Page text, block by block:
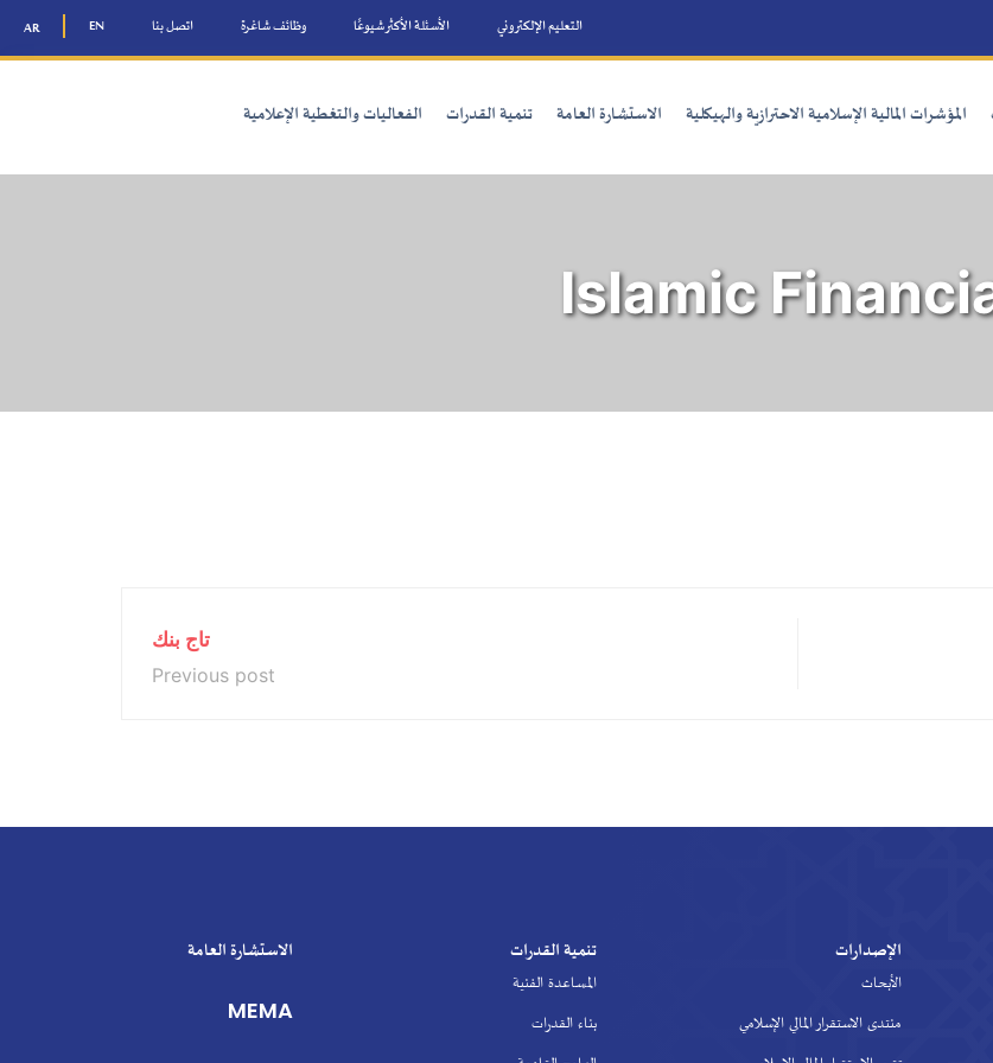
التعليم الإلكتروني الأسئلة الأكثر شيوعًا وظائف شاغرة اتصل بنا
المؤشرات المالية الإسلامية الاحترازية والهيكلية الاستشارة العامة تنمية القدرات الفعاليات والتغطية الإعلامية
Islamic
تاج بنك
Previous post
الإصدارات
الأبحاث
منتدى الاستقرار المالي الإسلامي
تنمية القدرات
المساعدة الفنية
بناء القدرات
الاستشارة العامة
MEMA